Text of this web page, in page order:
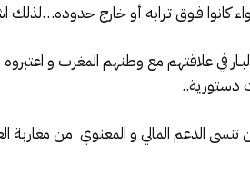
كانوا فـوق تـرابه أو خارج
البـار في علاقتهم مع وطنهم المغرب
دستورية..
تنسى الدعم المالي و المعنوي من مغاربة